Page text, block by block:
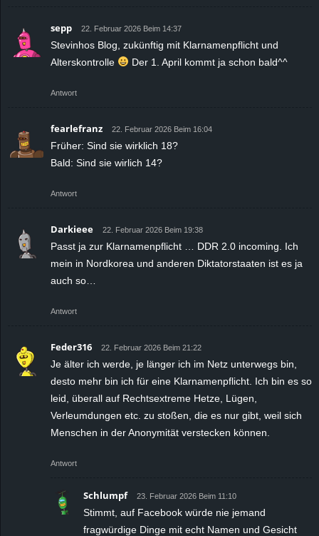
sepp 22. Februar 2026 Beim 14:37
Stevinhos Blog, zukünftig mit Klarnamenpflicht und
Alterskontrolle
Der 1. April kommt ja schon bald^^
Antwort
fearlefranz 22. Februar 2026 Beim 16:04
Früher: Sind sie wirklich 18?
Bald: Sind sie wirlich 14?
Antwort
Darkieee 22. Februar 2026 Beim 19:38
Passt ja zur Klarnamenpflicht … DDR 2.0 incoming. Ich
mein in Nordkorea und anderen Diktatorstaaten ist es ja
auch so…
Antwort
Feder316 22. Februar 2026 Beim 21:22
Je älter ich werde, je länger ich im Netz unterwegs bin,
desto mehr bin ich für eine Klarnamenpflicht. Ich bin es so
leid, überall auf Rechtsextreme Hetze, Lügen,
Verleumdungen etc. zu stoßen, die es nur gibt, weil sich
Menschen in der Anonymität verstecken können.
Antwort
Schlumpf 23. Februar 2026 Beim 11:10
Stimmt, auf Facebook würde nie jemand
fragwürdige Dinge mit echt Namen und Gesicht